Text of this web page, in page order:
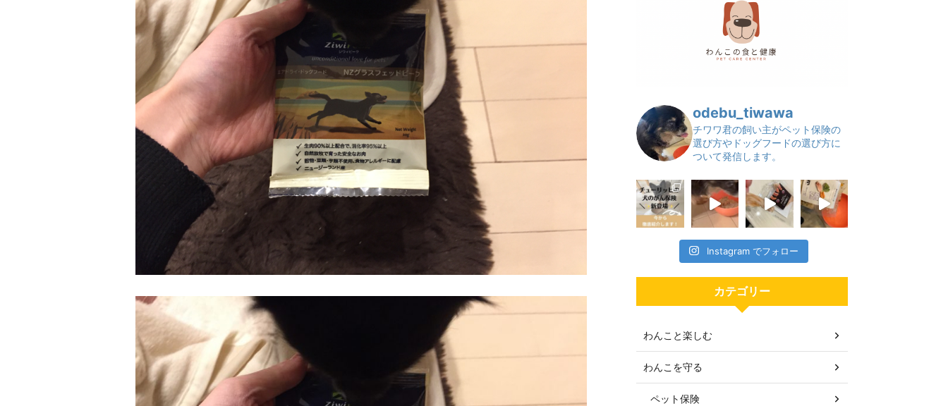
odebu_tiwawa
チワワ君の飼い主がペット保険の
選び方やドッグフードの選び方に
ついて発信します。
Instagram でフォロー
カテゴリー
わんこと楽しむ
わんこを守る
ペット保険